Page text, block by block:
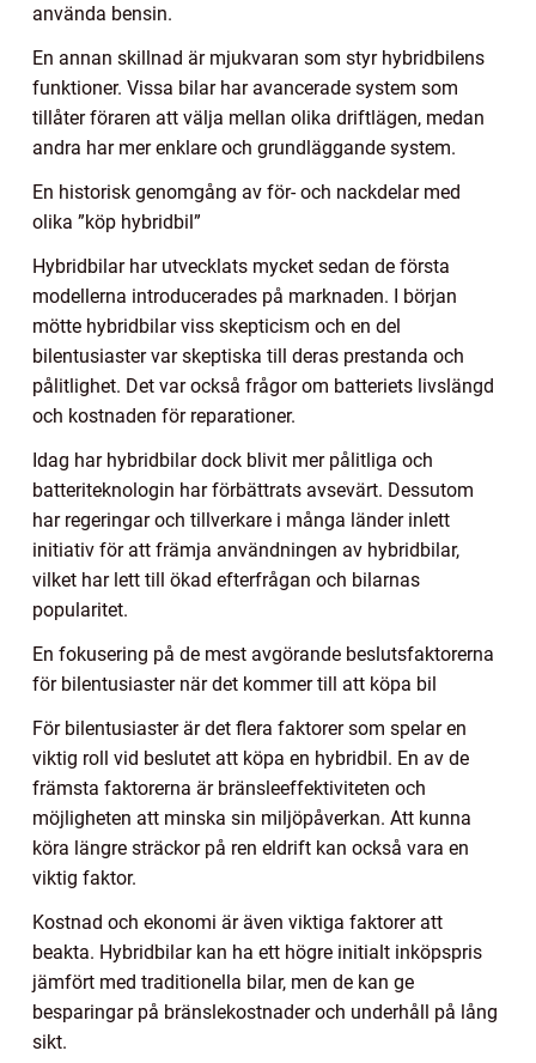
använda bensin.
En annan skillnad är mjukvaran som styr hybridbilens
funktioner. Vissa bilar har avancerade system som
tillåter föraren att välja mellan olika driftlägen, medan
andra har mer enklare och grundläggande system.
En historisk genomgång av för- och nackdelar med
olika ”köp hybridbil”
Hybridbilar har utvecklats mycket sedan de första
modellerna introducerades på marknaden. I början
mötte hybridbilar viss skepticism och en del
bilentusiaster var skeptiska till deras prestanda och
pålitlighet. Det var också frågor om batteriets livslängd
och kostnaden för reparationer.
Idag har hybridbilar dock blivit mer pålitliga och
batteriteknologin har förbättrats avsevärt. Dessutom
har regeringar och tillverkare i många länder inlett
initiativ för att främja användningen av hybridbilar,
vilket har lett till ökad efterfrågan och bilarnas
popularitet.
En fokusering på de mest avgörande beslutsfaktorerna
för bilentusiaster när det kommer till att köpa bil
För bilentusiaster är det flera faktorer som spelar en
viktig roll vid beslutet att köpa en hybridbil. En av de
främsta faktorerna är bränsleeffektiviteten och
möjligheten att minska sin miljöpåverkan. Att kunna
köra längre sträckor på ren eldrift kan också vara en
viktig faktor.
Kostnad och ekonomi är även viktiga faktorer att
beakta. Hybridbilar kan ha ett högre initialt inköpspris
jämfört med traditionella bilar, men de kan ge
besparingar på bränslekostnader och underhåll på lång
sikt.